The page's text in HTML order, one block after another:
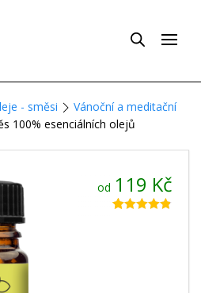
- směsi
Vánoční a meditační
100% esenciálních olejů
od 119 Kč